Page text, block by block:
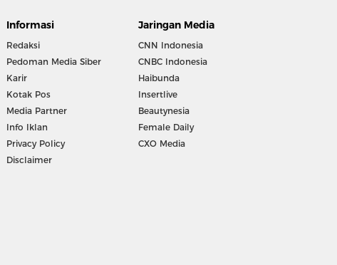
Informasi
Redaksi
Pedoman Media Siber
Karir
Kotak Pos
Media Partner
Info Iklan
Privacy Policy
Disclaimer
Jaringan Media
CNN Indonesia
CNBC Indonesia
Haibunda
Insertlive
Beautynesia
Female Daily
CXO Media